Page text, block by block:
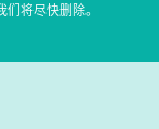
将尽快删除。